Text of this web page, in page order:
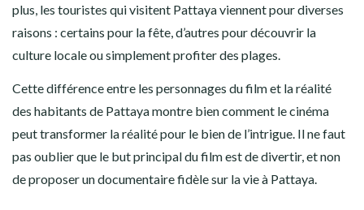
plus, les touristes qui visitent Pattaya viennent pour diverses
raisons : certains pour la fête, d’autres pour découvrir la
culture locale ou simplement profiter des plages.
Cette différence entre les personnages du film et la réalité
des habitants de Pattaya montre bien comment le cinéma
peut transformer la réalité pour le bien de l’intrigue. Il ne faut
pas oublier que le but principal du film est de divertir, et non
de proposer un documentaire fidèle sur la vie à Pattaya.